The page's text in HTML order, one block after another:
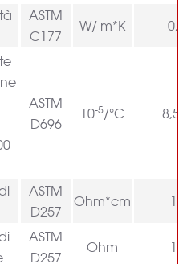
ASTM
C177
W/ m*K 0,53
ASTM
D696
10-5/°C 8,5-
ASTM
D257
Ohm*cm 10
ASTM
D257
Ohm 10